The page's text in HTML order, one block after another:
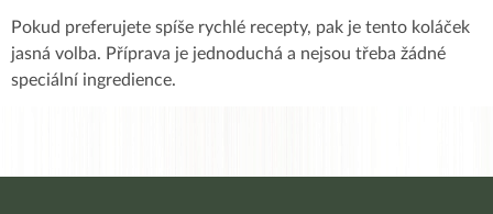
Pokud preferujete spíše rychlé recepty, pak je tento koláček
jasná volba. Příprava je jednoduchá a nejsou třeba žádné
speciální ingredience.